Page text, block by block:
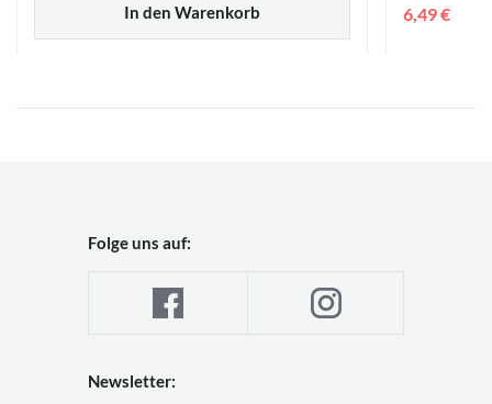
In den Warenkorb 6,49 €
Folge uns auf:
Newsletter: